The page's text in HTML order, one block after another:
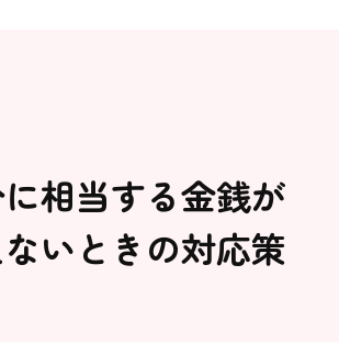
相当する金銭が
いときの対応策